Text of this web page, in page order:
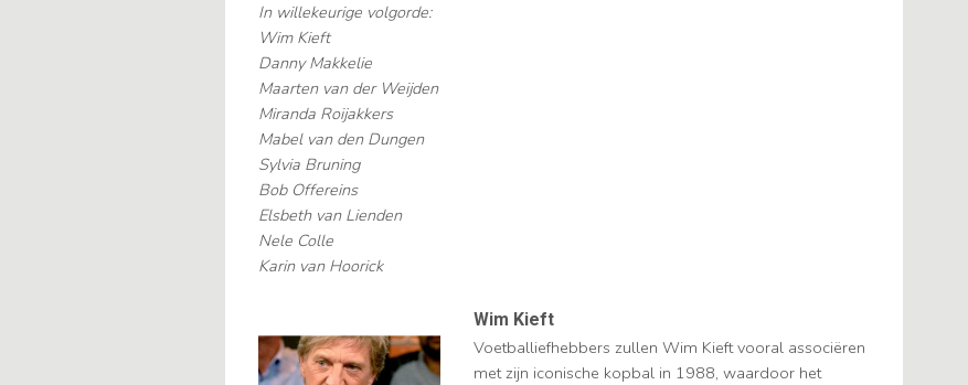
In willekeurige volgorde:
Wim Kieft
Danny Makkelie
Maarten van der Weijden
Miranda Roijakkers
Mabel van den Dungen
Sylvia Bruning
Bob Offereins
Elsbeth van Lienden
Nele Colle
Karin van Hoorick
Wim Kieft
Voetballiefhebbers zullen Wim Kieft vooral associëren
met zijn iconische kopbal in 1988, waardoor het